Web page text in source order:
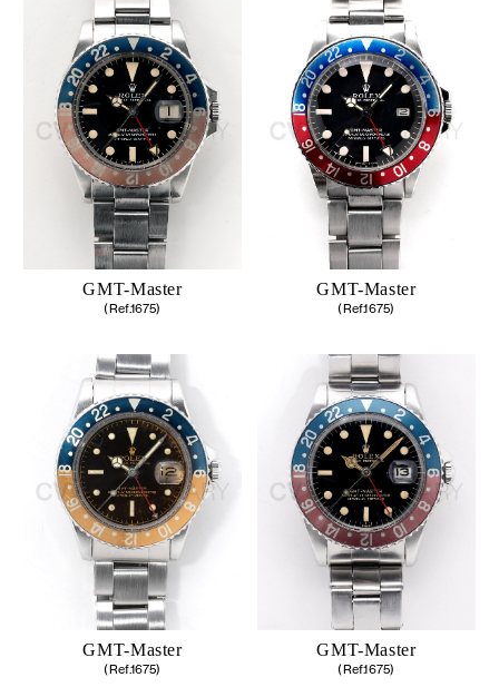
GMT-Master
(Ref.1675)
GMT-Master
(Ref.1675)
GMT-Master
(Ref.1675)
GMT-Master
(Ref.1675)